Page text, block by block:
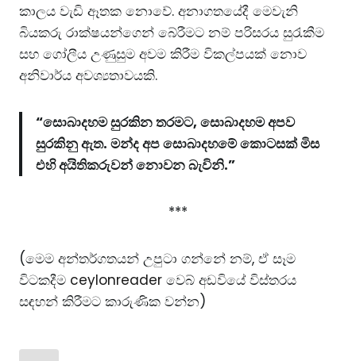
කාලය වැඩි ඈතක නොවේ. අනාගතයේදී මෙවැනි
බියකරු රාක්ෂයන්ගෙන් බේරීමට නම් පරිසරය සුරැකීම
සහ ගෝලීය උණුසුම අවම කිරීම විකල්පයක් නොව
අනිවාර්ය අවශ්‍යතාවයකි.
“සොබාදහම සුරකින තරමට, සොබාදහම අපව
සුරකිනු ඇත. මන්ද අප සොබාදහමේ කොටසක් මිස
එහි අයිතිකරුවන් නොවන බැවිනි.”
***
(මෙම අන්තර්ගතයන් උපුටා ගන්නේ නම්, ඒ සෑම
විටකදීම ceylonreader වෙබ් අඩවියේ විස්තරය
සඳහන් කිරීමට කාරුණික වන්න)